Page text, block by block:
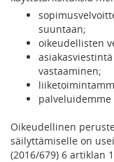
suuntaan;
oikeudellisten
vastaaminen;
Oikeudellinen
säilyttämiselle on
(2016/679) 6 artiklan